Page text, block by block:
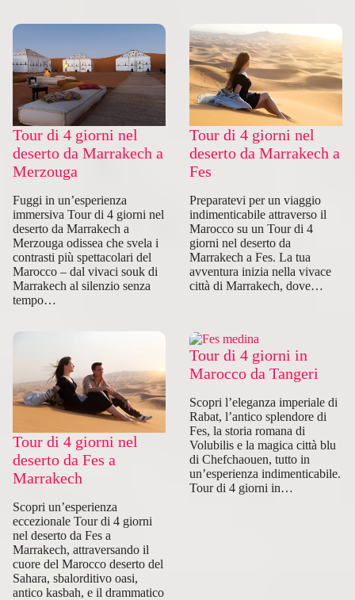
Tour di 4 giorni nel
deserto da Marrakech a
Merzouga
Fuggi in un’esperienza
immersiva Tour di 4 giorni nel
deserto da Marrakech a
Merzouga odissea che svela i
contrasti più spettacolari del
Marocco – dal vivaci souk di
Marrakech al silenzio senza
tempo…
Tour di 4 giorni nel
deserto da Marrakech a
Fes
Preparatevi per un viaggio
indimenticabile attraverso il
Marocco su un Tour di 4
giorni nel deserto da
Marrakech a Fes. La tua
avventura inizia nella vivace
città di Marrakech, dove…
Tour di 4 giorni nel
deserto da Fes a
Marrakech
Scopri un’esperienza
eccezionale Tour di 4 giorni
nel deserto da Fes a
Marrakech, attraversando il
cuore del Marocco deserto del
Sahara, sbalorditivo oasi,
antico kasbah, e il drammatico
Tour di 4 giorni in
Marocco da Tangeri
Scopri l’eleganza imperiale di
Rabat, l’antico splendore di
Fes, la storia romana di
Volubilis e la magica città blu
di Chefchaouen, tutto in
un’esperienza indimenticabile.
Tour di 4 giorni in…